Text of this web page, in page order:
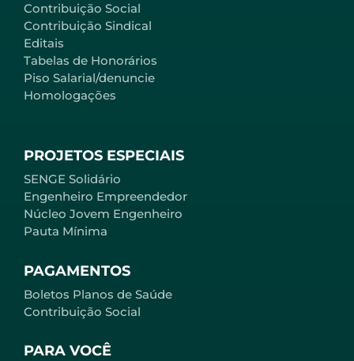
PARA VOCÊ
Contribuição Social
Contribuição Sindical
Editais
Tabelas de Honorários
Piso Salarial/denuncie
Homologações
PROJETOS ESPECIAIS
SENGE Solidário
Engenheiro Empreendedor
Núcleo Jovem Engenheiro
Pauta Mínima
PAGAMENTOS
Boletos Planos de Saúde
Contribuição Social